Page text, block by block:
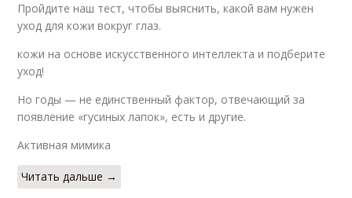
Пройдите наш тест, чтобы выяснить, какой вам нужен
уход для кожи вокруг глаз.
кожи на основе искусственного интеллекта и подберите
уход!
Но годы — не единственный фактор, отвечающий за
появление «гусиных лапок», есть и другие.
Активная мимика
Читать дальше →